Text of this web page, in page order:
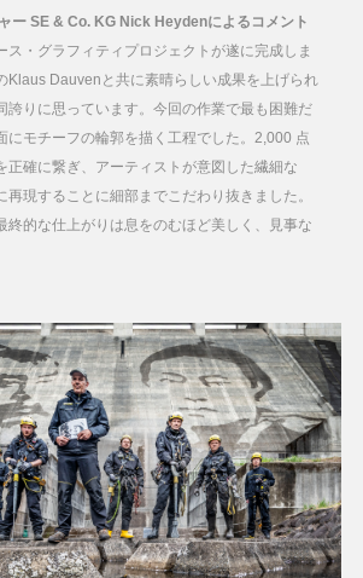
ー SE & Co. KG Nick Heydenによるコメント
ス・グラフィティプロジェクトが遂に完成しま
Klaus Dauvenと共に素晴らしい成果を上げられ
誇りに思っています。今回の作業で最も困難だ
にモチーフの輪郭を描く工程でした。2,000 点
正確に繋ぎ、アーティストが意図した繊細な
再現することに細部までこだわり抜きました。
終的な仕上がりは息をのむほど美しく、見事な